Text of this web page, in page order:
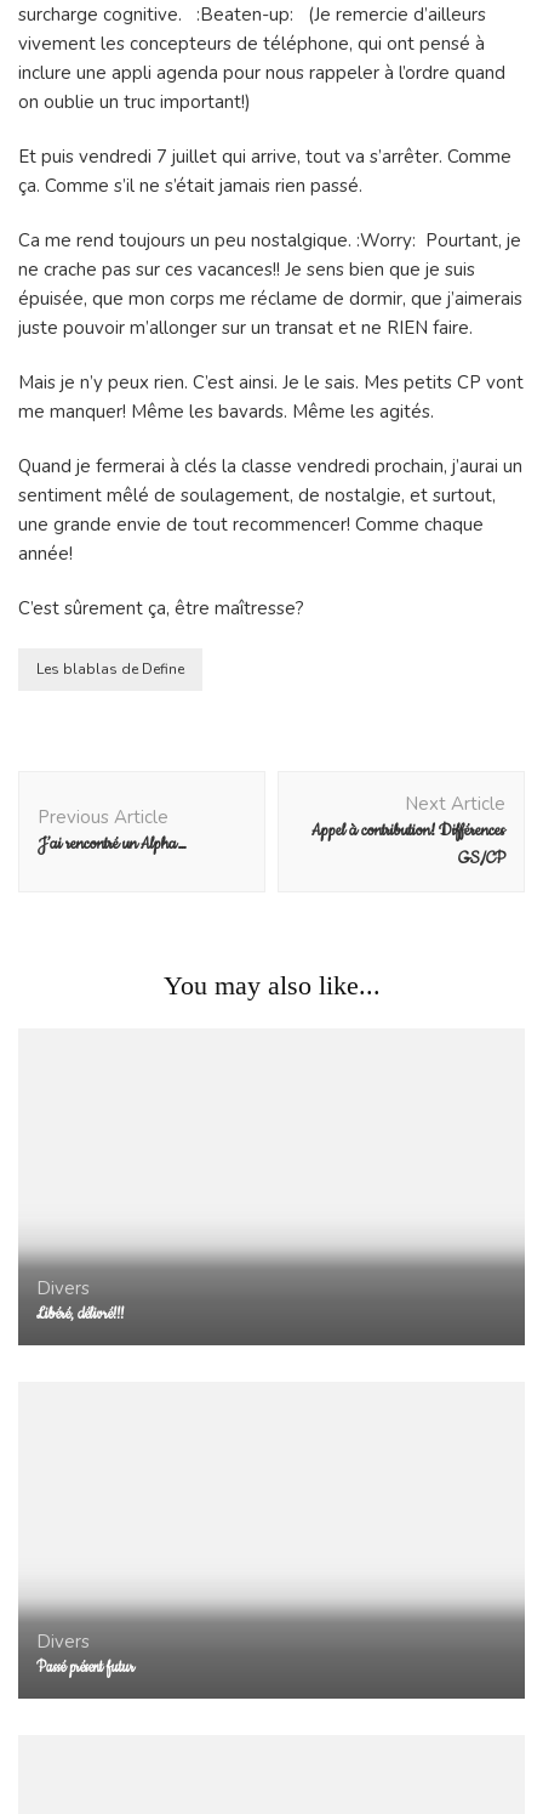
surcharge cognitive. :Beaten-up: (Je remercie d’ailleurs
vivement les concepteurs de téléphone, qui ont pensé à
inclure une appli agenda pour nous rappeler à l’ordre quand
on oublie un truc important!)
Et puis vendredi 7 juillet qui arrive, tout va s’arrêter. Comme
ça. Comme s’il ne s’était jamais rien passé.
Ca me rend toujours un peu nostalgique. :Worry: Pourtant, je
ne crache pas sur ces vacances!! Je sens bien que je suis
épuisée, que mon corps me réclame de dormir, que j’aimerais
juste pouvoir m’allonger sur un transat et ne RIEN faire.
Mais je n’y peux rien. C’est ainsi. Je le sais. Mes petits CP vont
me manquer! Même les bavards. Même les agités.
Quand je fermerai à clés la classe vendredi prochain, j’aurai un
sentiment mêlé de soulagement, de nostalgie, et surtout,
une grande envie de tout recommencer! Comme chaque
année!
C’est sûrement ça, être maîtresse?
Les blablas de Define
Navigation
Previous Article
J’ai rencontré un Alpha…
Next Article
Appel à contribution! Différences
GS/CP
You may also like...
Divers
Libéré, délivré!!!
Divers
Passé présent futur